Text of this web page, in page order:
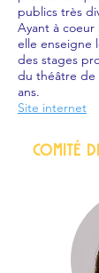
publics très
Ayant à coeur
elle enseigne
des stages
du théâtre de
ans.
Site internet
COMITÉ